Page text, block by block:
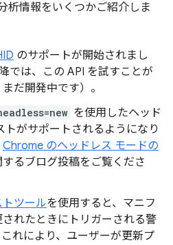
析情報をいくつかご紹介しま
のサポートが開始されまし
では、この API を試すことが
だ開発中です）。
を使用したヘッド
トがサポートされるようになり
Chrome のヘッドレス モードの
するブログ投稿をご覧くださ
ツールを使用すると、マニフ
れたときにトリガーされる警
れにより、ユーザーが更新プ